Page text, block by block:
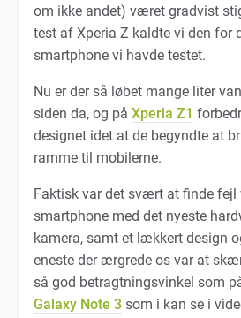
om ikke andet) været gradvist
test af Xperia Z kaldte vi den for
smartphone vi havde testet.
Nu er der så løbet mange liter
siden da, og påXperia Z1
designet idet at de begyndte at
ramme til mobilerne.
Faktisk var det svært at finde
smartphone med det nyeste
kamera, samt et lækkert design
eneste der ærgrede os var at
så god betragtningsvinkel som
Galaxy Note 3 som i kan se i